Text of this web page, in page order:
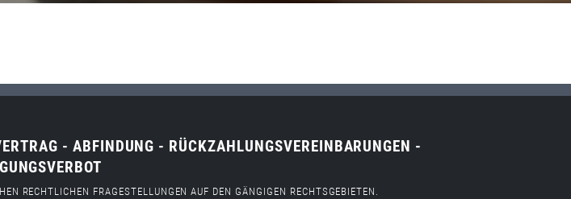
- ABFINDUNG - RÜCKZAHLUNGSVEREINBARUNGEN -
RECHTLICHEN FRAGESTELLUNGEN AUF DEN GÄNGIGEN RECHTSGEBIETEN.